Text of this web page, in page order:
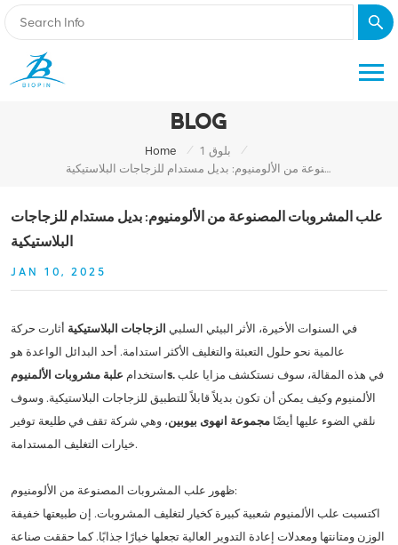
BLOG
Home / بلوق 1
/
علب المشروبات المصنوعة من الألومنيوم: بديل مستدام للزجاجات البلاستيكية
علب المشروبات المصنوعة من الألومنيوم: بديل مستدام للزجاجات
البلاستيكية
JAN 10, 2025
في السنوات الأخيرة، الأثر البيئي السلبي الزجاجات البلاستيكية أثارت حركة
عالمية نحو حلول التعبئة والتغليف الأكثر استدامة. أحد البدائل الواعدة هو
استخدام علبة مشروبات الألمنيوم s.
الألمنيوم وكيف يمكن أن تكون بديلاً قابلاً للتطبيق للزجاجات البلاستيكية. وسوف
نلقي الضوء عليها أيضًا مجموعة انهوى بيوبين، وهي شركة تقف في طليعة توفير
خيارات التغليف المستدامة.
ظهور علب المشروبات المصنوعة من الألومنيوم:
اكتسبت علب الألمنيوم شعبية كبيرة كخيار لتغليف المشروبات. إن طبيعتها خفيفة
الوزن ومتانتها ومعدلات إعادة التدوير العالية تجعلها خيارًا جذابًا. كما حققت صناعة